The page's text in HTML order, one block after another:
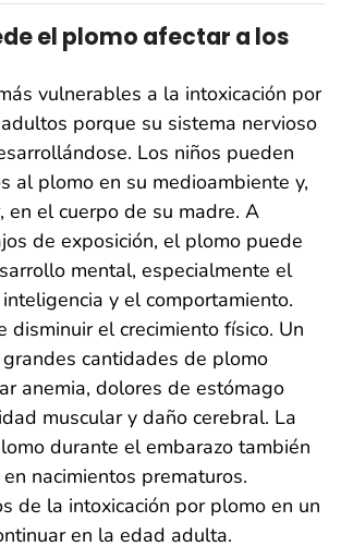
el plomo afectar a los
vulnerables a la intoxicación por
porque su sistema nervioso
Los niños pueden
al plomo en su medioambiente y,
en el cuerpo de su madre. A
de exposición, el plomo puede
mental, especialmente el
y el comportamiento.
disminuir el crecimiento físico. Un
cantidades de plomo
anemia, dolores de estómago
muscular y daño cerebral. La
durante el embarazo también
nacimientos prematuros.
de la intoxicación por plomo en un
en la edad adulta.